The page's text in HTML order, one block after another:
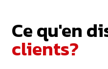
Ce qu'en
clients?